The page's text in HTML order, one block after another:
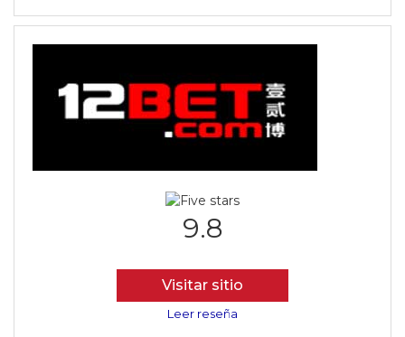
9.8
Visitar sitio
Leer reseña